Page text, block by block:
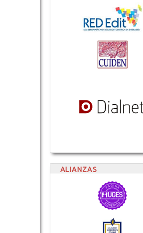
ALIANZAS